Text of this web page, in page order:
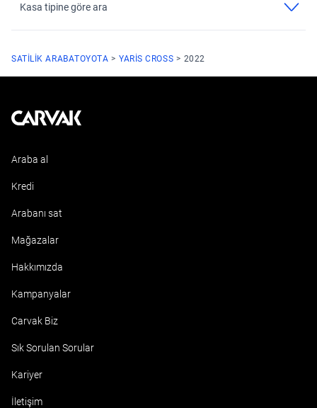
Kasa tipine göre ara
SATILIK ARABATOYOTA YARIS CROSS 2022
Kavak
Araba al
Kredi
Arabanı sat
Mağazalar
Hakkımızda
Kampanyalar
Carvak Biz
Sık Sorulan Sorular
Kariyer
İletişim